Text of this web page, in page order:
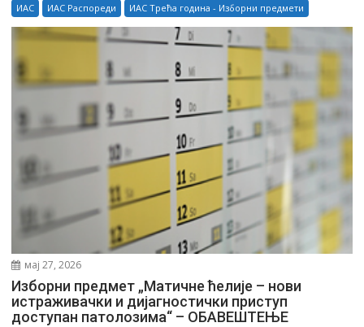
ИАС ИАС Распореди ИАС Трећа година - Изборни предмети
мај 27, 2026
Изборни предмет „Матичне ћелије – нови
истраживачки и дијагностички приступ
доступан патолозима“ – ОБАВЕШТЕЊЕ